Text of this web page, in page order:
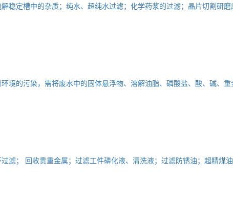
稳定槽中的杂质；纯水、超纯水过滤；化学药浆的过滤；晶片切割研
境的污染，需将废水中的固体悬浮物、溶解油脂、磷酸盐、酸、碱、
滤； 回收贵重金属；过滤工件磷化液、清洗液；过滤防锈油；超精煤